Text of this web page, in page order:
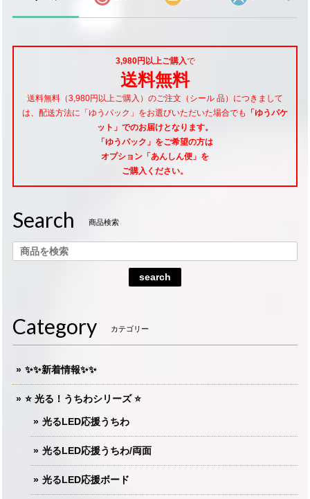
3,980円以上ご購入で
送料無料
送料無料（3,980円以上ご購入）のご注文（シール 品）につきまして
は、配送方法に「ゆうパック」をお選びいただいた場合でも
「ゆうパケ
ット」でのお届けとなります。
「ゆうパック」をご希望の方は
オプション「あんしん便」 を
ご購入ください。
Search 商品検索
search
Category カテゴリー
✨✨新着情報✨✨
⭐️ 光る！うちわシリーズ ⭐️
光るLED応援うちわ
光るLED応援うちわ/両面
光るLED応援ボード